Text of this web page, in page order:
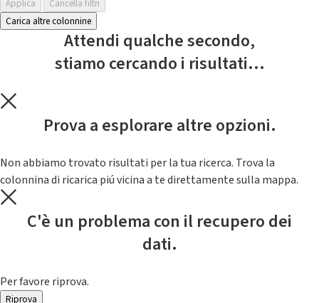
Applica
Cancella filtri
Carica altre colonnine
Attendi qualche secondo,
stiamo cercando i risultati...
Prova a esplorare altre opzioni.
Non abbiamo trovato risultati per la tua ricerca. Trova la
colonnina di ricarica piú vicina a te direttamente sulla mappa.
C'è un problema con il recupero dei
dati.
Per favore riprova.
Riprova